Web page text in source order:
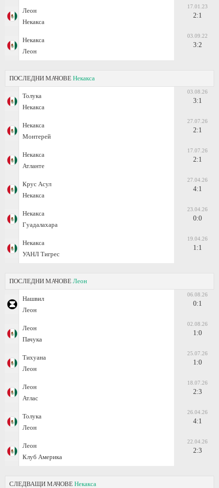
Леон
Некакса
17.01.23
2:1
Некакса
Леон
03.09.22
3:2
ПОСЛЕДНИ МАЧОВЕ Некакса
Толука
Некакса
03.08.26
3:1
Некакса
Монтерей
27.07.26
2:1
Некакса
Атланте
17.07.26
2:1
Крус Асул
Некакса
27.04.26
4:1
Некакса
Гуадалахара
23.04.26
0:0
Некакса
УАНЛ Тигрес
19.04.26
1:1
ПОСЛЕДНИ МАЧОВЕ Леон
Нашвил
Леон
06.08.26
0:1
Леон
Пачука
02.08.26
1:0
Тихуана
Леон
25.07.26
1:0
Леон
Атлас
18.07.26
2:3
Толука
Леон
26.04.26
4:1
Леон
Клуб Америка
22.04.26
2:3
СЛЕДВАЩИ МАЧОВЕ Некакса